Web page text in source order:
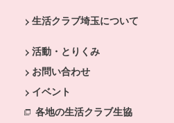
生活クラブ埼玉について
活動・とりくみ
お問い合わせ
イベント
各地の生活クラブ生協